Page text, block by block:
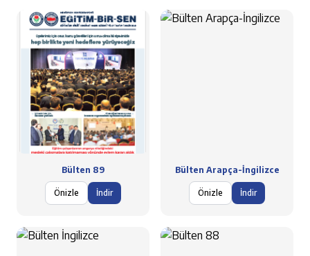
Bülten 89
Önizle İndir
Bülten Arapça-İngilizce
Önizle İndir